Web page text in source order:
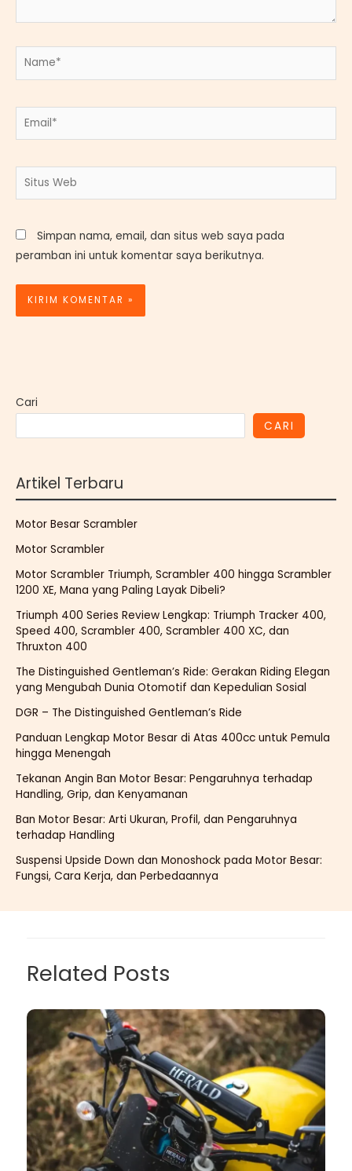
Name*
Email*
Situs
Web
Simpan nama, email, dan situs web saya pada
peramban ini untuk komentar saya berikutnya.
Cari
CARI
Artikel Terbaru
Motor Besar Scrambler
Motor Scrambler
Motor Scrambler Triumph, Scrambler 400 hingga Scrambler
1200 XE, Mana yang Paling Layak Dibeli?
Triumph 400 Series Review Lengkap: Triumph Tracker 400,
Speed 400, Scrambler 400, Scrambler 400 XC, dan
Thruxton 400
The Distinguished Gentleman’s Ride: Gerakan Riding Elegan
yang Mengubah Dunia Otomotif dan Kepedulian Sosial
DGR – The Distinguished Gentleman’s Ride
Panduan Lengkap Motor Besar di Atas 400cc untuk Pemula
hingga Menengah
Tekanan Angin Ban Motor Besar: Pengaruhnya terhadap
Handling, Grip, dan Kenyamanan
Ban Motor Besar: Arti Ukuran, Profil, dan Pengaruhnya
terhadap Handling
Suspensi Upside Down dan Monoshock pada Motor Besar:
Fungsi, Cara Kerja, dan Perbedaannya
Related Posts